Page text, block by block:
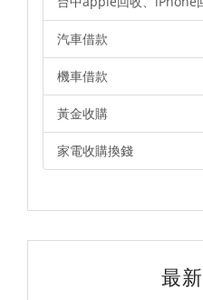
汽車借款
機車借款
黃金收購
家電收購換錢
最